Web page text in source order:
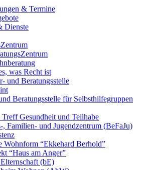
& Termine
Dienste
was Recht ist
und Beratungsstelle
Beratungsstelle für Selbsthilfegruppen
Gesundheit und Teilhabe
, Familien- und Jugendzentrum (BeFaJu)
Wohnform “Ekkehard Berhold”
“Haus am Anger”
(bE)